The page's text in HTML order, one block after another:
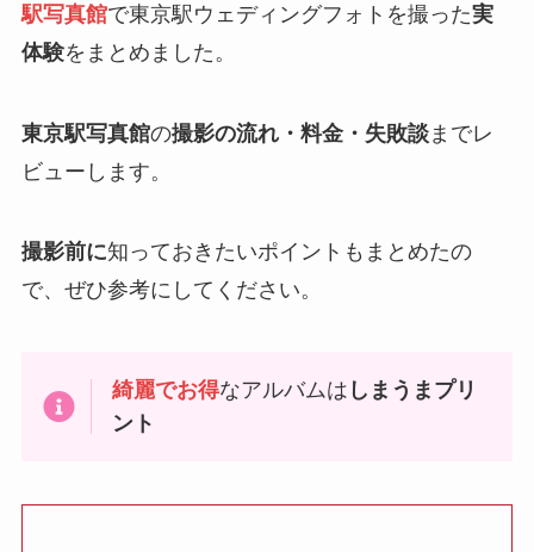
駅写真館で東京駅ウェディングフォトを撮った実
体験をまとめました。
東京駅写真館の撮影の流れ・料金・失敗談までレ
ビューします。
撮影前に知っておきたいポイントもまとめたの
で、ぜひ参考にしてください。
綺麗でお得なアルバムは しまうまプリ
ント